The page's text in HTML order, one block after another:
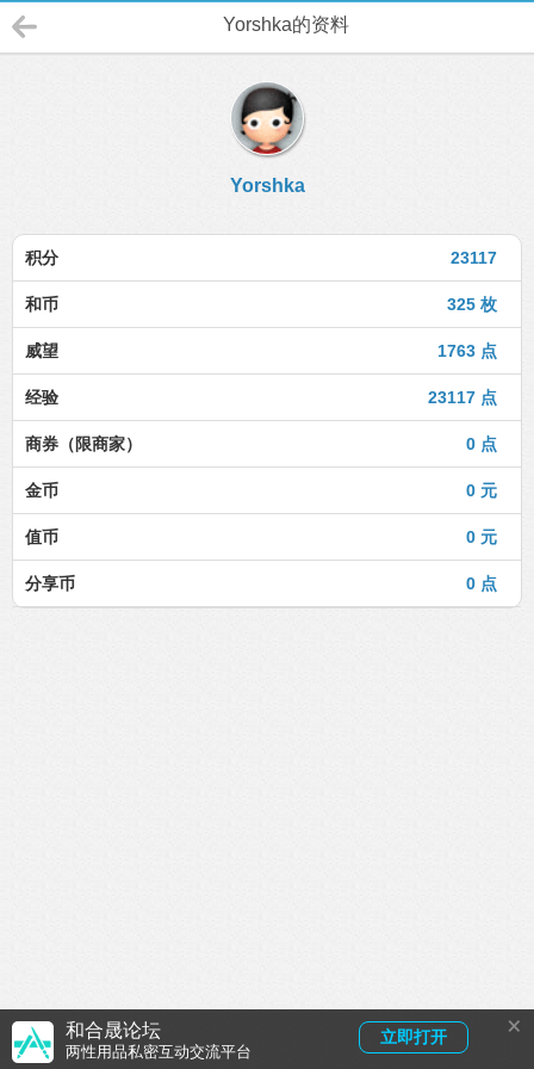
和合晟论坛
两性用品私密互动交流平台
立即打开 ×
Yorshka的资料
Yorshka
23117
积分
325 枚
和币
1763 点
威望
23117 点
经验
0 点
商券（限商家）
0 元
金币
0 元
值币
0 点
分享币